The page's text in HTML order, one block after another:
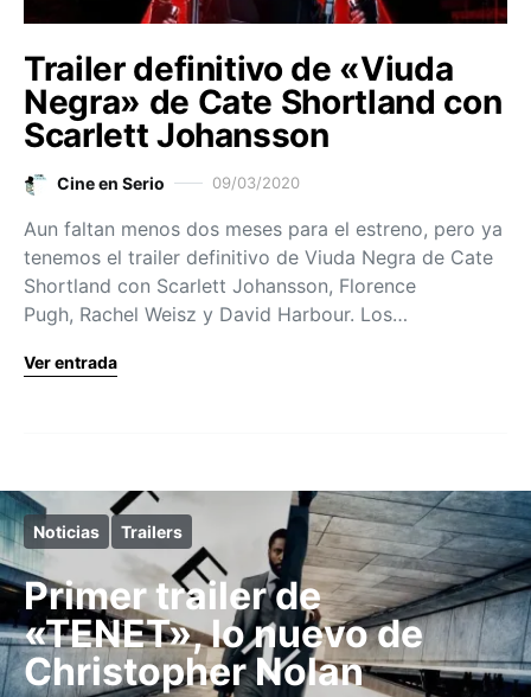
Trailer definitivo de «Viuda
Negra» de Cate Shortland con
Scarlett Johansson
Cine en Serio 09/03/2020
Aun faltan menos dos meses para el estreno, pero ya
tenemos el trailer definitivo de Viuda Negra de Cate
Shortland con Scarlett Johansson, Florence
Pugh, Rachel Weisz y David Harbour. Los…
Ver entrada
Noticias Trailers
Primer trailer de
«TENET», lo nuevo de
Christopher Nolan